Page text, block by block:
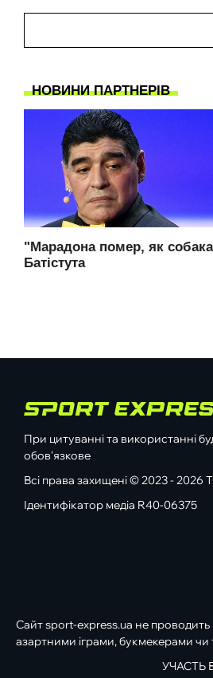
При цитуванні та використанні
обов'язкове
Всі права захищені © 2023 -
Ідентифікатор медіа R40-06375
Сайт sport-express.ua не проводить
азартними іграми, букмекерами чи
УЧАСТЬ